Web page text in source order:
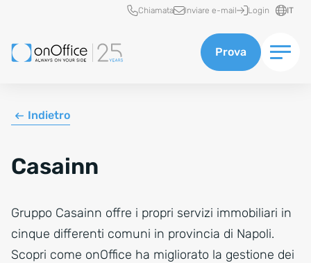
Accesso rapido
Chiamata Inviare e-mail Login IT
Prova
Indietro
Casainn
Gruppo Casainn offre i propri servizi immobiliari in
cinque differenti comuni in provincia di Napoli.
Scopri come onOffice ha migliorato la gestione dei